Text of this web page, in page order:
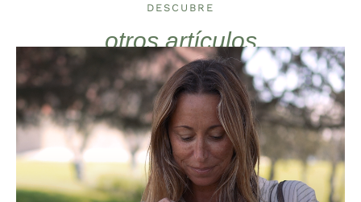
DESCUBRE
otros artículos